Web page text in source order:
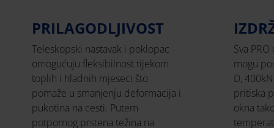
PRILAGODLJIVOST
Teleskopski nastavak i poklopac
omogućuju fleksibilnost tijekom
toplih i hladnih mjeseci što
pomaže u smanjenju deformacija i
pukotina na cesti. Putem
potpornog prstena težina na
Sva
mogu
D,
pritiska
okna